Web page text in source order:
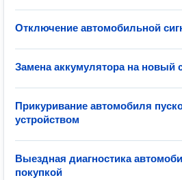
Отключение автомобильной
Замена аккумулятора на новый
Прикуривание автомобиля
устройством
Выездная диагностика
покупкой